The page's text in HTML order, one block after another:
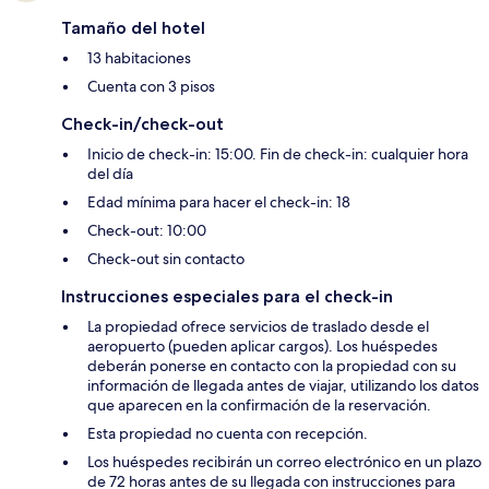
Tamaño del hotel
13 habitaciones
Cuenta con 3 pisos
Check-in/check-out
Inicio de check-in: 15:00. Fin de check-in: cualquier hora
del día
Edad mínima para hacer el check-in: 18
Check-out: 10:00
Check-out sin contacto
Instrucciones especiales para el check-in
La propiedad ofrece servicios de traslado desde el
aeropuerto (pueden aplicar cargos). Los huéspedes
deberán ponerse en contacto con la propiedad con su
información de llegada antes de viajar, utilizando los datos
que aparecen en la confirmación de la reservación.
Esta propiedad no cuenta con recepción.
Los huéspedes recibirán un correo electrónico en un plazo
de 72 horas antes de su llegada con instrucciones para